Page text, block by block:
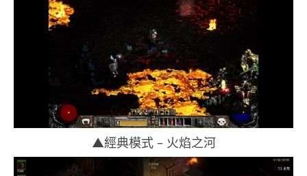
▲經典模式 – 火焰之河